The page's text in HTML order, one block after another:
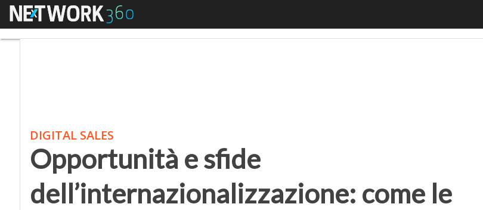
Menu
DIGITAL SALES
Opportunità e sfide
dell’internazionalizzazione: come le